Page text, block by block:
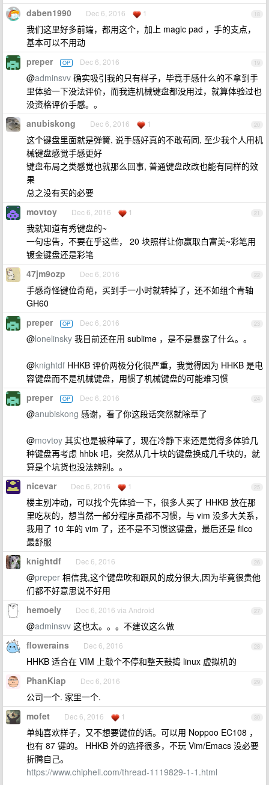
18
daben1990 Dec 6, 2016 1
我们这里好多前端，都用这个，加上 magic pad ，手的支点，
基本可以不用动
19
preper OP Dec 6, 2016
@adminsvv 确实吸引我的只有样子，毕竟手感什么的不拿到手
里体验一下没法评价，而我连机械键盘都没用过，就算体验过也
没资格评价手感。。
20
anubiskong Dec 6, 2016 1
这个键盘里面就是弹簧, 说手感好真的不敢苟同, 至少我个人用机
械键盘感觉手感更好
键盘布局之类感觉也就那么回事, 普通键盘改改也能有同样的效
果
总之没有买的必要
21
movtoy Dec 6, 2016 1
我就知道有秀键盘的~
一句忠告，不要在乎这些， 20 块照样让你赢取白富美~彩笔用
镀金键盘还是彩笔
22
47jm9ozp Dec 6, 2016
手感奇怪键位奇葩，买到手一小时就转掉了，还不如组个青轴
GH60
23
preper OP Dec 6, 2016
@lonelinsky 我目前还在用 sublime ，是不是暴露了什么。。
@knightdf HHKB 评价两极分化很严重，我觉得因为 HHKB 是电
容键盘而不是机械键盘，用惯了机械键盘的可能难习惯
24
preper OP Dec 6, 2016
@anubiskong 感谢，看了你这段话突然就除草了
@movtoy 其实也是被种草了，现在冷静下来还是觉得多体验几
种键盘再考虑 hhbk 吧，突然从几十块的键盘换成几千块的，就
算是个坑货也没法辨别。。
25
nicevar Dec 6, 2016 1
楼主别冲动，可以找个先体验一下，很多人买了 HHKB 放在那
里吃灰的，想当然一部分程序员都不习惯，与 vim 没多大关系，
我用了 10 年的 vim 了，还不是不习惯这键盘，最后还是 filco
最舒服
26
knightdf Dec 6, 2016
@preper 相信我,这个键盘吹和跟风的成分很大,因为毕竟很贵他
们都不好意思说不好用
27
hemoely Dec 6, 2016 via Android
@adminsvv 这也太。。。不建议这么做
28
flowerains Dec 6, 2016
HHKB 适合在 VIM 上敲个不停和整天鼓捣 linux 虚拟机的
29
PhanKiap Dec 6, 2016
公司一个. 家里一个.
30
mofet Dec 6, 2016 1
单纯喜欢样子，又不想要键位的话。可以用 Noppoo EC108 ，
也有 87 键的。 HHKB 外的选择很多，不玩 Vim/Emacs 没必要
折腾自己。
https://www.chiphell.com/thread-1119829-1-1.html